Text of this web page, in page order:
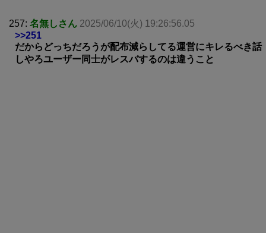
257: 名無しさん 2025/06/10(火) 19:26:56.05
>>251
だからどっちだろうが配布減らしてる運営にキレるべき話
しやろユーザー同士がレスバするのは違うこと